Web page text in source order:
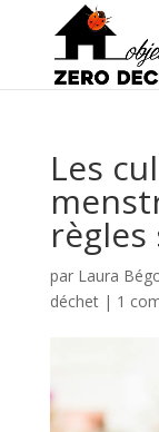
Les
règles
par Laura
déchet| 1